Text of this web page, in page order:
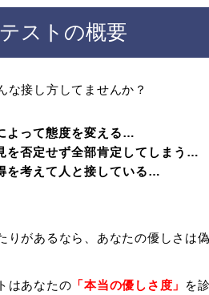
ストの概要
な接し方してませんか？
よって態度を変える…
を否定せず全部肯定してしまう…
を考えて人と接している…
りがあるなら、あなたの優しさは
はあなたの 「本当の優しさ度」 を